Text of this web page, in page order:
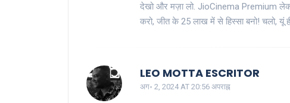
देखो और मज़ा लो. JioCinema Premium
करो, जीत के 25 लाख में से हिस्सा बनो! चलो, यूं
LEO MOTTA ESCRITOR
अग॰ 2, 2024 AT 20:56 अपराह्न